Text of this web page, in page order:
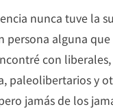
nunca tuve la
persona alguna que
con
paleolibertarios y
jamás de los